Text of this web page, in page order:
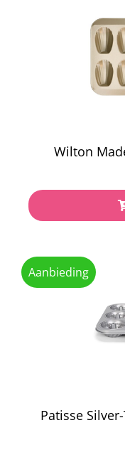
Wilton
Aanbieding
Patisse